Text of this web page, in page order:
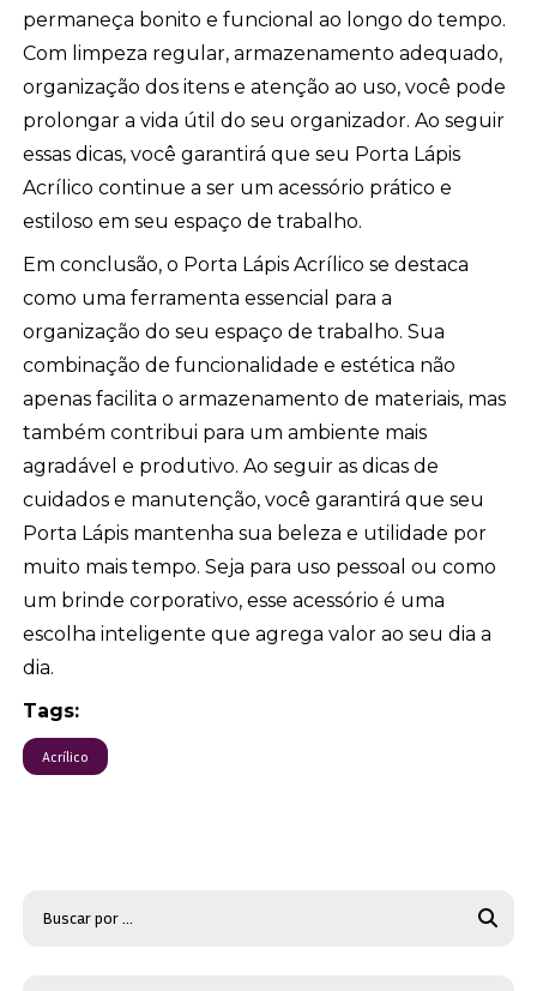
permaneça bonito e funcional ao longo do tempo.
Com limpeza regular, armazenamento adequado,
organização dos itens e atenção ao uso, você pode
prolongar a vida útil do seu organizador. Ao seguir
essas dicas, você garantirá que seu Porta Lápis
Acrílico continue a ser um acessório prático e
estiloso em seu espaço de trabalho.
Em conclusão, o Porta Lápis Acrílico se destaca
como uma ferramenta essencial para a
organização do seu espaço de trabalho. Sua
combinação de funcionalidade e estética não
apenas facilita o armazenamento de materiais, mas
também contribui para um ambiente mais
agradável e produtivo. Ao seguir as dicas de
cuidados e manutenção, você garantirá que seu
Porta Lápis mantenha sua beleza e utilidade por
muito mais tempo. Seja para uso pessoal ou como
um brinde corporativo, esse acessório é uma
escolha inteligente que agrega valor ao seu dia a
dia.
Tags:
Acrílico